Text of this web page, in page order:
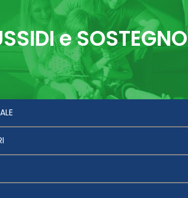
e SOSTEGNO